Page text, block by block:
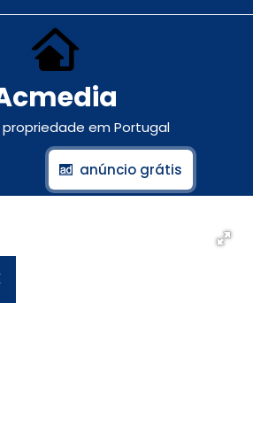
propriedade em Portugal
anúncio grátis